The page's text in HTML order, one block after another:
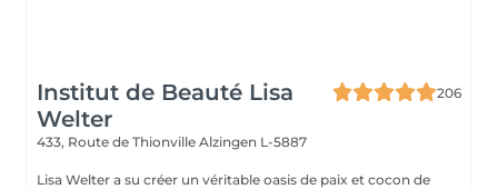
Institut de Beauté Lisa
Welter
206
433, Route de Thionville Alzingen L-5887
Lisa Welter a su créer un véritable oasis de paix et cocon de